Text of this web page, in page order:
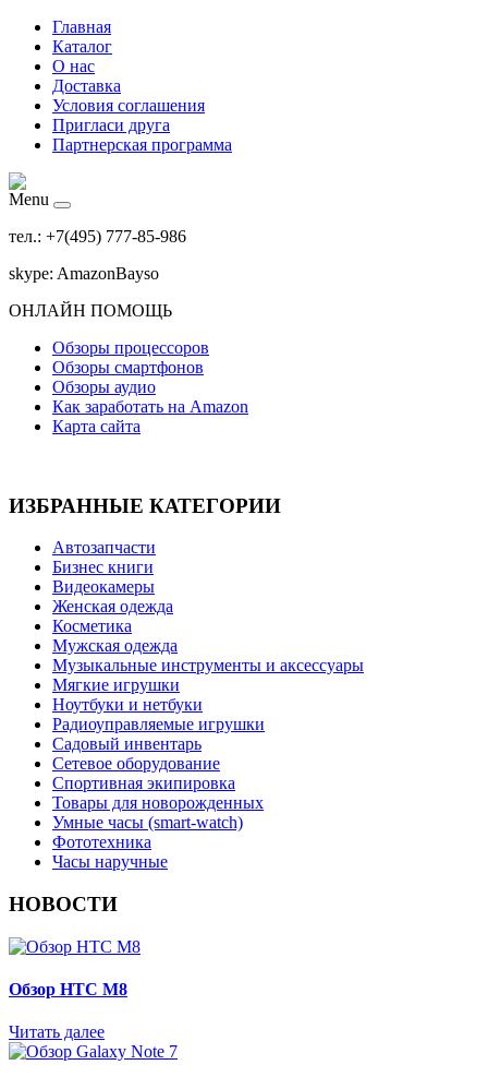
Главная
Каталог
О нас
Доставка
Условия соглашения
Пригласи друга
Партнерская программа
Menu
тел.: +7(495) 777-85-986
skype: AmazonBayso
ОНЛАЙН ПОМОЩЬ
Обзоры процессоров
Обзоры смартфонов
Обзоры аудио
Как заработать на Amazon
Карта сайта
ИЗБРАННЫЕ КАТЕГОРИИ
Автозапчасти
Бизнес книги
Видеокамеры
Женская одежда
Косметика
Мужская одежда
Музыкальные инструменты и аксессуары
Мягкие игрушки
Ноутбуки и нетбуки
Радиоуправляемые игрушки
Садовый инвентарь
Сетевое оборудование
Спортивная экипировка
Товары для новорожденных
Умные часы (smart-watch)
Фототехника
Часы наручные
НОВОСТИ
Обзор НТС М8
Читать далее